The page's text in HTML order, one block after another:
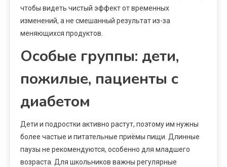
чтобы видеть чистый эффект от временных
изменений, а не смешанный результат из-за
меняющихся продуктов.
Особые группы: дети,
пожилые, пациенты с
диабетом
Дети и подростки активно растут, поэтому им нужны
более частые и питательные приёмы пищи. Длинные
паузы не рекомендуются, особенно для младшего
возраста. Для школьников важны регулярные